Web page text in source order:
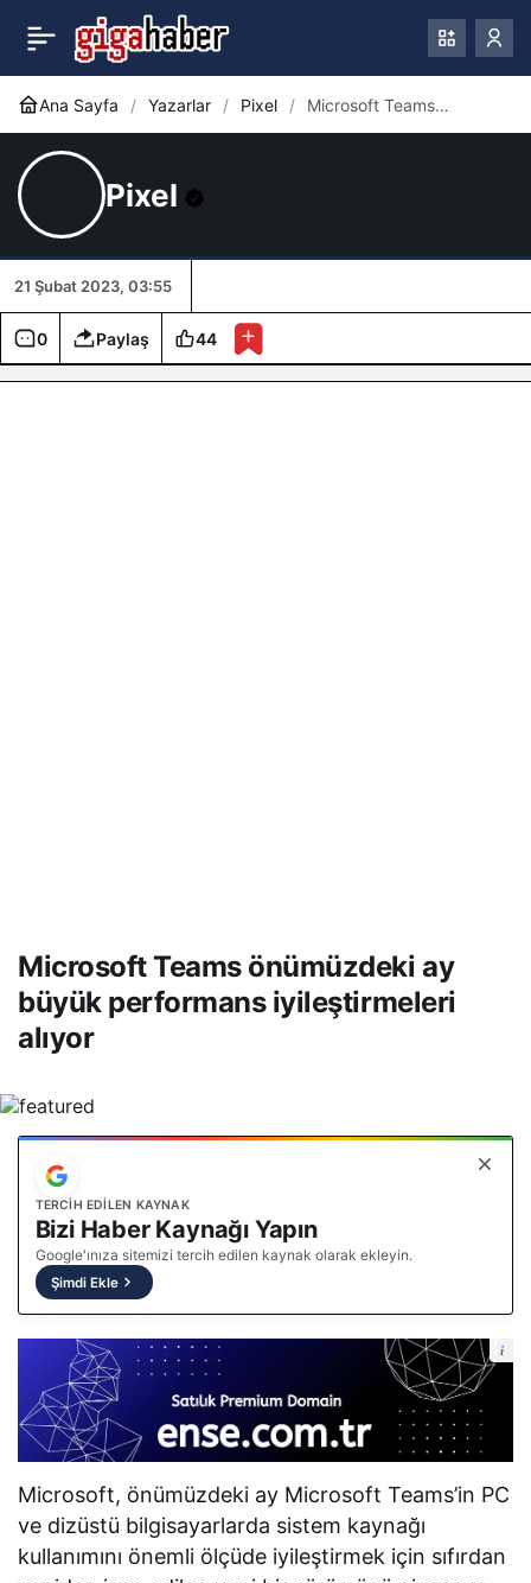
Ana Sayfa Yazarlar Pixel
Microsoft Teams
Pixel
21 Şubat 2023, 03:55
0 Paylaş 44
Microsoft Teams önümüzdeki ay
büyük performans iyileştirmeleri
alıyor
TERCIH EDILEN KAYNAK
Bizi Haber Kaynağı Yapın
Google'ınıza sitemizi tercih edilen kaynak olarak ekleyin.
Şimdi Ekle
i
Microsoft, önümüzdeki ay Microsoft Teams’in PC
ve dizüstü bilgisayarlarda sistem kaynağı
kullanımını önemli ölçüde iyileştirmek için sıfırdan
Microsoft Teams
önümüzdeki ay büyük
performans iyileştirmeleri
alıyor